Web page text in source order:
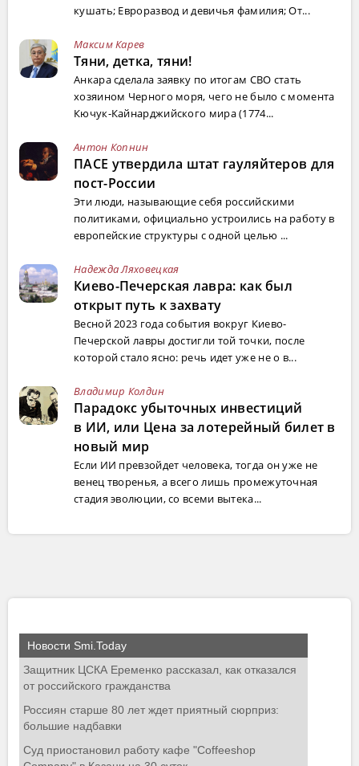
кушать; Евроразвод и девичья фамилия; От...
Максим Карев
Тяни, детка, тяни!
Анкара сделала заявку по итогам СВО стать
хозяином Черного моря, чего не было с момента
Кючук-Кайнарджийского мира (1774...
Антон Копнин
ПАСЕ утвердила штат гауляйтеров для
пост-России
Эти люди, называющие себя российскими
политиками, официально устроились на работу в
европейские структуры с одной целью ...
Надежда Ляховецкая
Киево-Печерская лавра: как был
открыт путь к захвату
Весной 2023 года события вокруг Киево-
Печерской лавры достигли той точки, после
которой стало ясно: речь идет уже не о в...
Владимир Колдин
Парадокс убыточных инвестиций
в ИИ, или Цена за лотерейный билет в
новый мир
Если ИИ превзойдет человека, тогда он уже не
венец творенья, а всего лишь промежуточная
стадия эволюции, со всеми вытека...